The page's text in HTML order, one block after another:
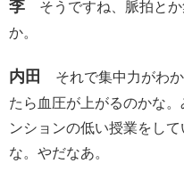
李 そうですね、脈拍とか
か。
内田
それで集中力がわ
たら血圧が上がるのかな
ンションの低い授業をし
な。やだなあ。